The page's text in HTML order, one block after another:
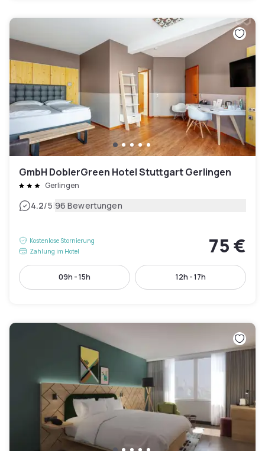
GmbH DoblerGreen Hotel Stuttgart Gerlingen
Gerlingen
4.2/5|96 Bewertungen
Kostenlose Stornierung
Zahlung im Hotel
75 €
09h - 15h 12h - 17h